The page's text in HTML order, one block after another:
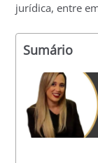
jurídica, entre
Sumário